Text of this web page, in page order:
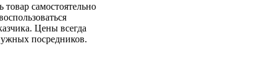
самостоятельно
Цены всегда
посредников.